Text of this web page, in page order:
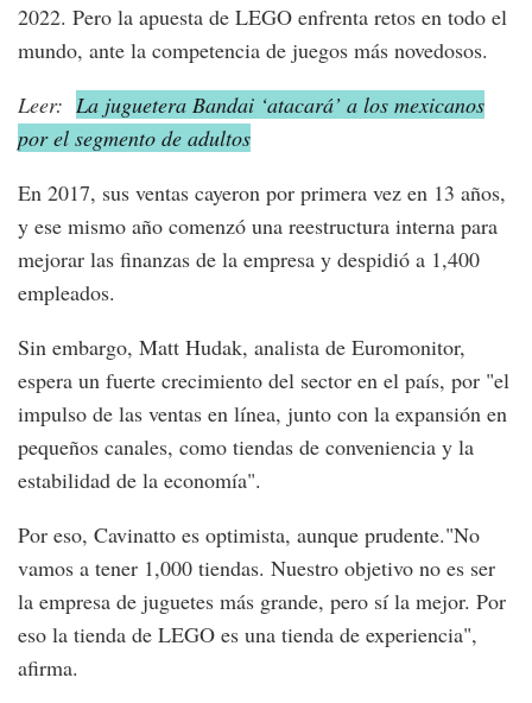
2022. Pero la apuesta de LEGO enfrenta retos en todo el
mundo, ante la competencia de juegos más novedosos.
Leer: La juguetera Bandai ‘atacará’ a los mexicanos
por el segmento de adultos
En 2017, sus ventas cayeron por primera vez en 13 años,
y ese mismo año comenzó una reestructura interna para
mejorar las finanzas de la empresa y despidió a 1,400
empleados.
Sin embargo, Matt Hudak, analista de Euromonitor,
espera un fuerte crecimiento del sector en el país, por "el
impulso de las ventas en línea, junto con la expansión en
pequeños canales, como tiendas de conveniencia y la
estabilidad de la economía".
Por eso, Cavinatto es optimista, aunque prudente."No
vamos a tener 1,000 tiendas. Nuestro objetivo no es ser
la empresa de juguetes más grande, pero sí la mejor. Por
eso la tienda de LEGO es una tienda de experiencia",
afirma.